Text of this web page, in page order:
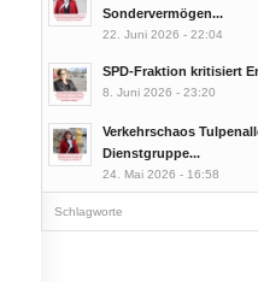
Sondervermögen...
22. Juni 2026 - 22:04
SPD-Fraktion kritisiert
8. Juni 2026 - 23:20
Verkehrschaos
Dienstgruppe...
24. Mai 2026 - 16:58
Schlagworte